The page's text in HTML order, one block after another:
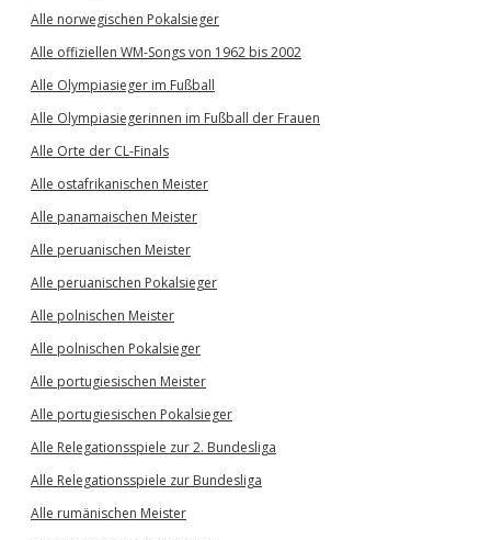
Alle norwegischen Pokalsieger
Alle offiziellen WM-Songs von 1962 bis 2002
Alle Olympiasieger im Fußball
Alle Olympiasiegerinnen im Fußball der Frauen
Alle Orte der CL-Finals
Alle ostafrikanischen Meister
Alle panamaischen Meister
Alle peruanischen Meister
Alle peruanischen Pokalsieger
Alle polnischen Meister
Alle polnischen Pokalsieger
Alle portugiesischen Meister
Alle portugiesischen Pokalsieger
Alle Relegationsspiele zur 2. Bundesliga
Alle Relegationsspiele zur Bundesliga
Alle rumänischen Meister